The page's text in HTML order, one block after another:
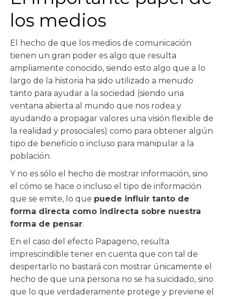
los medios
El hecho de que los medios de comunicación
tienen un gran poder es algo que resulta
ampliamente conocido, siendo esto algo que a lo
largo de la historia ha sido utilizado a menudo
tanto para ayudar a la sociedad (siendo una
ventana abierta al mundo que nos rodea y
ayudando a propagar valores una visión flexible de
la realidad y prosociales) como para obtener algún
tipo de beneficio o incluso para manipular a la
población.
Y no es sólo el hecho de mostrar información, sino
el cómo se hace o incluso el tipo de información
que se emite, lo que puede influir tanto de
forma directa como indirecta sobre nuestra
forma de pensar.
En el caso del efecto Papageno, resulta
imprescindible tener en cuenta que con tal de
despertarlo no bastará con mostrar únicamente el
hecho de que una persona no se ha suicidado, sino
que lo que verdaderamente protege y previene el